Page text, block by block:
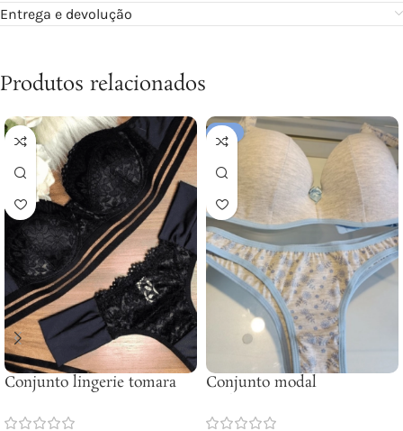
Entrega e devolução
Produtos relacionados
Conjunto lingerie tomara
-10%
Conjunto modal